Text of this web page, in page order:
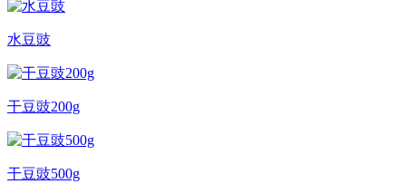
水豆豉
干豆豉200g
干豆豉500g